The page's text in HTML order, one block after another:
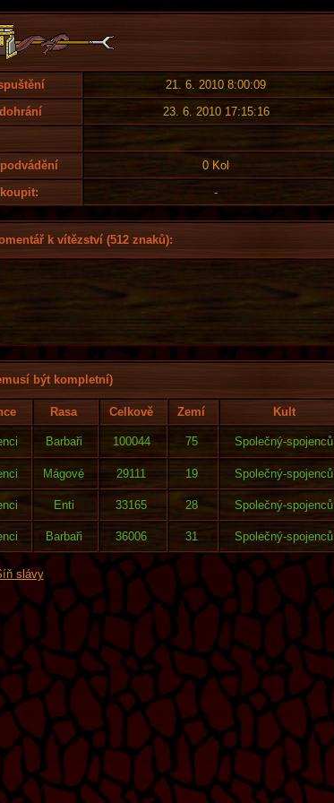
21. 6. 2010 8:00:09
23. 6. 2010 17:15:16
0 Kol
-
k vítězství (512 znaků):
být kompletní)
Rasa Celkově Zemí
Kult
Barbaři 100044 75
Společný-spojenců
Mágové 29111 19
Společný-spojenců
Enti 33165 28
Společný-spojenců
Barbaři 36006 31 Společný-spojenců
slávy